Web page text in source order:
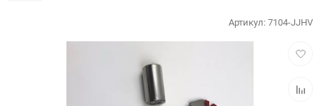
Артикул:7104-JJHV